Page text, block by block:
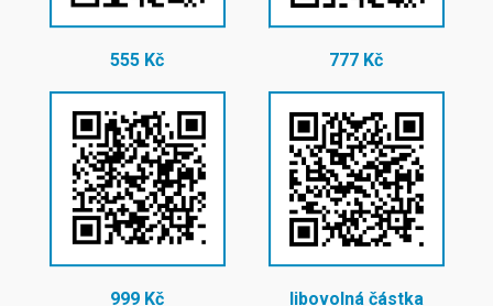
555 Kč 777 Kč
999 Kč libovolná částka